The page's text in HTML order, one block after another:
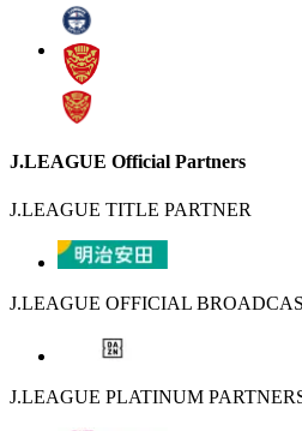
J.LEAGUE Official Partners
J.LEAGUE TITLE PARTNER
J.LEAGUE OFFICIAL
J.LEAGUE PLATINUM